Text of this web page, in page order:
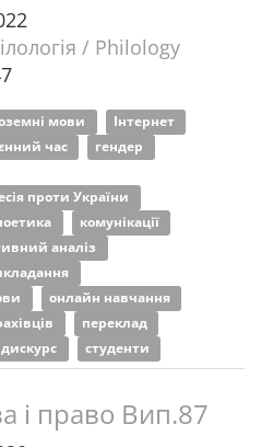
/ Philology
мови
Інтернет
час
гендер
проти України
комунікації
аналіз
онлайн навчання
переклад
студенти
і право Вип.87